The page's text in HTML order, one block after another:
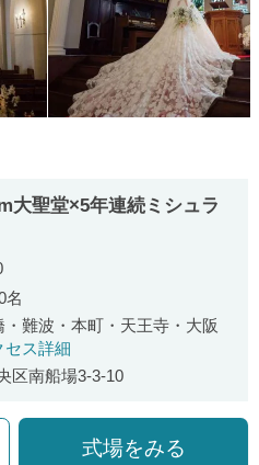
聖堂×5年連続ミシュラ
ミ評価
名
難波・本町・天王寺・大阪
セス詳細
区南船場3-3-10
式場をみる